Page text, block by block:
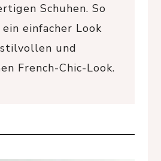
Schuhen. So
einfacher Look
und
French-Chic-Look.